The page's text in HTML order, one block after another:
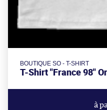
BOUTIQUE SO - T-SHIRT
T-Shirt "France 98"
à